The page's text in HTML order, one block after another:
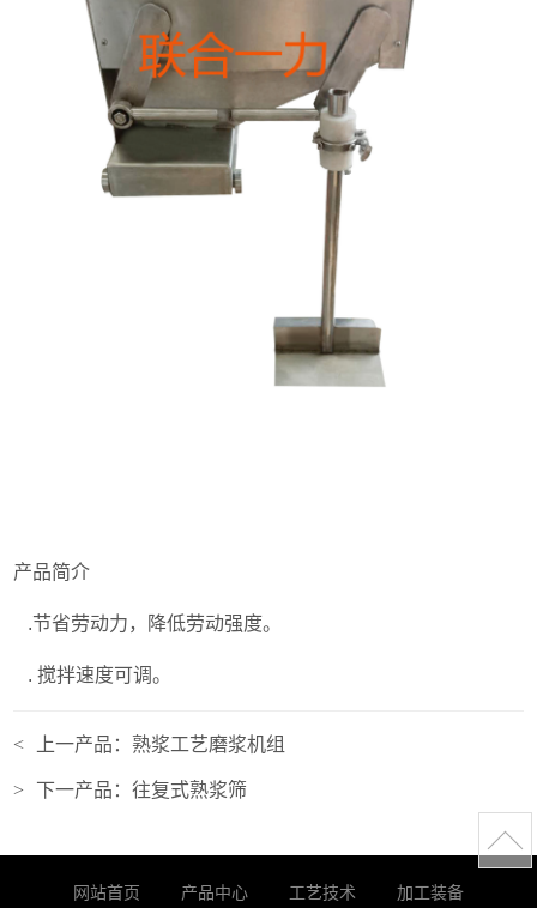
产品简介
.节省劳动力，降低劳动强度。
. 搅拌速度可调。
< 上一产品： 熟浆工艺磨浆机组
> 下一产品：往复式熟浆筛
网站首页 产品中心 工艺技术 加工装备